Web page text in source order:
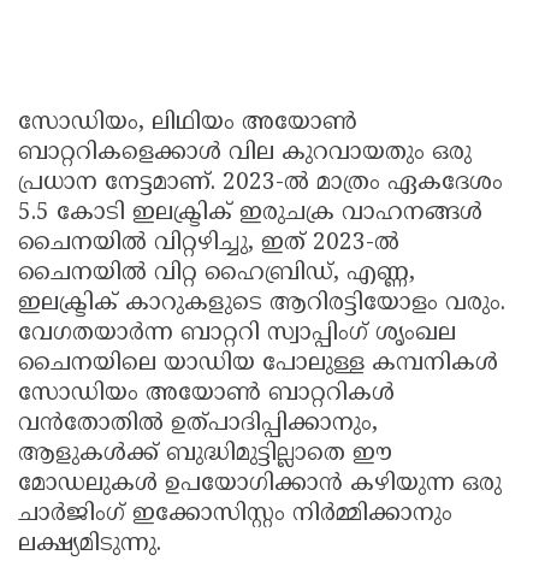
സോഡിയം, ലിഥിയം അയോൺ
ബാറ്ററികളെക്കാൾ വില കുറവായതും ഒരു
പ്രധാന നേട്ടമാണ്. 2023-ൽ മാത്രം ഏകദേശം
5.5 കോടി ഇലക്ട്രിക് ഇരുചക്ര വാഹനങ്ങൾ
ചൈനയിൽ വിറ്റഴിച്ചു, ഇത് 2023-ൽ
ചൈനയിൽ വിറ്റ ഹൈബ്രിഡ്, എണ്ണ,
ഇലക്ട്രിക് കാറുകളുടെ ആറിരട്ടിയോളം വരും.
വേഗതയാർന്ന ബാറ്ററി സ്വാപ്പിംഗ് ശൃംഖല
ചൈനയിലെ യാഡിയ പോലുള്ള കമ്പനികൾ
സോഡിയം അയോൺ ബാറ്ററികൾ
വൻതോതിൽ ഉത്പാദിപ്പിക്കാനും,
ആളുകൾക്ക് ബുദ്ധിമുട്ടില്ലാതെ ഈ
മോഡലുകൾ ഉപയോഗിക്കാൻ കഴിയുന്ന ഒരു
ചാർജിംഗ് ഇക്കോസിസ്റ്റം നിർമ്മിക്കാനും
ലക്ഷ്യമിടുന്നു.